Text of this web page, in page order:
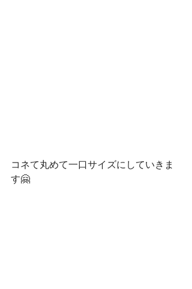
コネて丸めて一口サイズにしていきま
す🤗